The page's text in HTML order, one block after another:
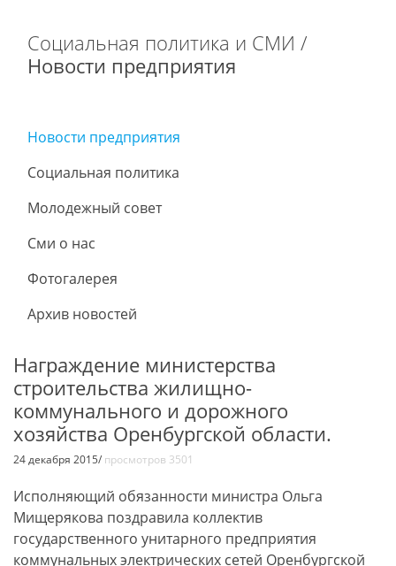
Социальная политика и СМИ /
Новости предприятия
Новости предприятия
Социальная политика
Молодежный совет
Сми о нас
Фотогалерея
Архив новостей
Награждение министерства
строительства жилищно-
коммунального и дорожного
хозяйства Оренбургской области.
24 декабря 2015/ просмотров 3501
Исполняющий обязанности министра Ольга
Мищерякова поздравила коллектив
государственного унитарного предприятия
коммунальных электрических сетей Оренбургской